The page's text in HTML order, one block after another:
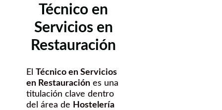
Técnico en
Servicios en
Restauración
El Técnico en Servicios
en Restauración es una
titulación clave dentro
del área de Hostelería